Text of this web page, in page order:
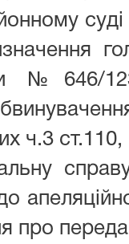
№646/
ч.3
про